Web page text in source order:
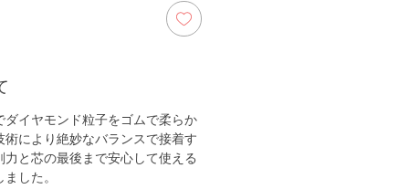
ダイヤモンド粒子をゴムで柔らか
術により絶妙なバランスで接着す
力と芯の最後まで安心して使える
した。